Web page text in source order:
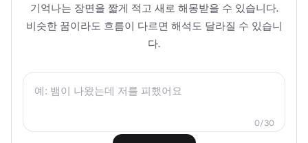
기억나는 장면을 짧게 적고 새로 해몽받을 수 있습니다.
비슷한 꿈이라도 흐름이 다르면 해석도 달라질 수 있습니
다.
0/30